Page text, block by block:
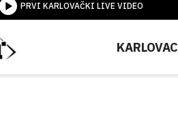
PRVI KARLOVAČKI LIVE VIDEO
KARLOVAC